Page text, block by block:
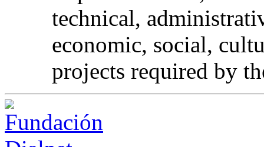
technical,
economic, social,
projects required by